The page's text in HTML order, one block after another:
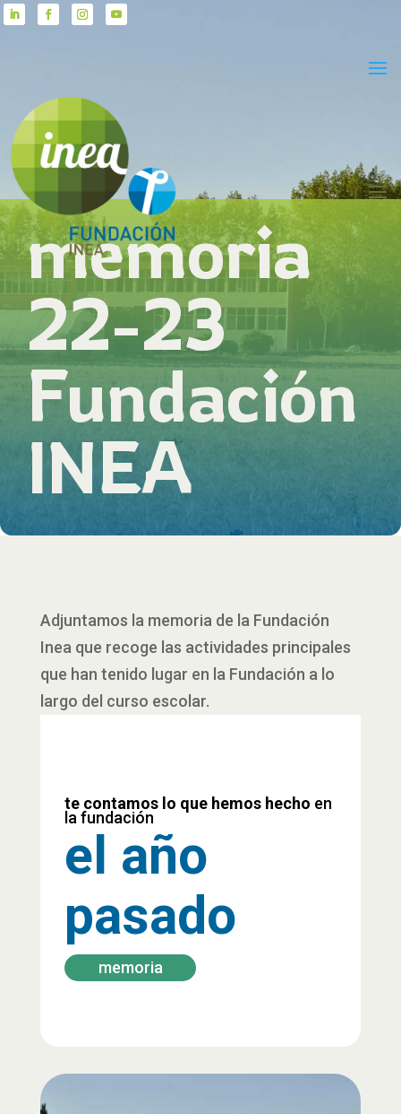
memoria
22-23
Fundación
INEA
Adjuntamos la memoria de la Fundación
Inea que recoge las actividades principales
que han tenido lugar en la Fundación a lo
largo del curso escolar.
te contamos lo que hemos hecho en
la fundación
el año
pasado
memoria